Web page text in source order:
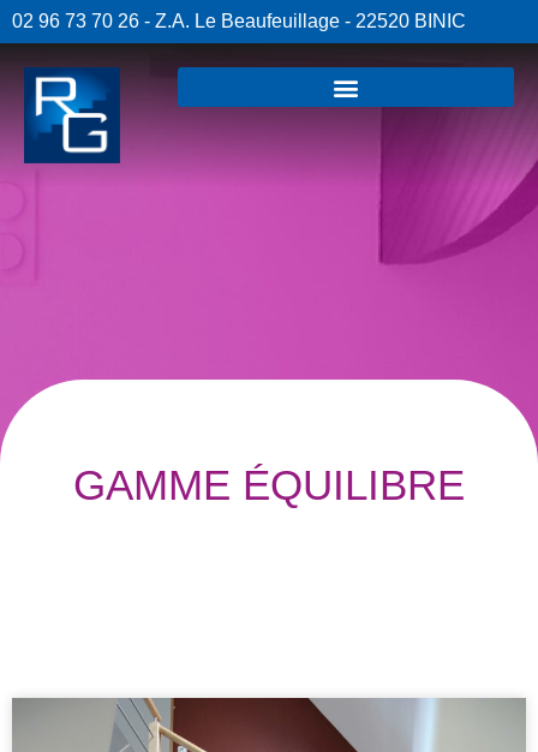
02 96 73 70 26 - Z.A. Le Beaufeuillage - 22520 BINIC
GAMME ÉQUILIBRE